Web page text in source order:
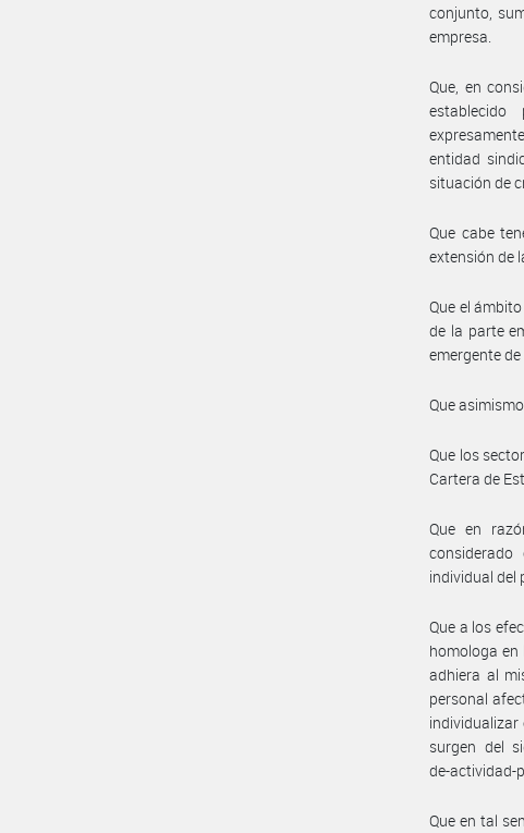
conjunto,
empresa.
Que, en
establecido
entidad
situación de
Que cabe
extensión de
Que el
de la parte
emergente
Que
Que los
Cartera de
Que en
individual del
Que a los
homologa en
adhiera al
personal
surgen del
de-actividad-
Que en tal